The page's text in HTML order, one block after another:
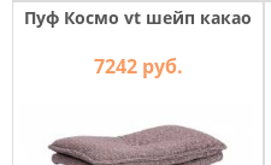
Пуф Космо vt шейп какао
7242 руб.